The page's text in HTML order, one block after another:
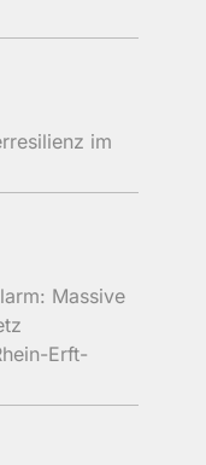
im
Massive
Erft-